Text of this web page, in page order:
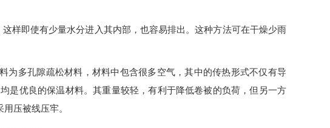
样即使有少量水分进入其内部，也容易排出。这种方法可在干燥少雨
为多孔隙疏松材料，材料中包含很多空气，其中的传热形式不仅有导
是优良的保温材料。其重量较轻，有利于降低卷被的负荷，但另一方
压被线压牢。